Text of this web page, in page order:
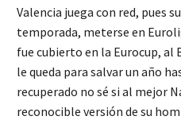
Valencia juega con red, pues
temporada, meterse en
fue cubierto en la Eurocup, al
le queda para salvar un año
recuperado no sé si al mejor
reconocible versión de su